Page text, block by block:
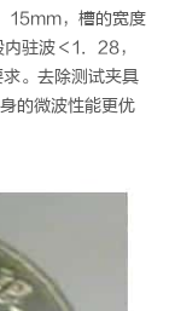
15mm，槽的宽度
驻波＜1．28，
。去除测试夹具
的微波性能更优